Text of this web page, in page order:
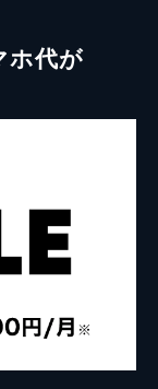
ホ代が